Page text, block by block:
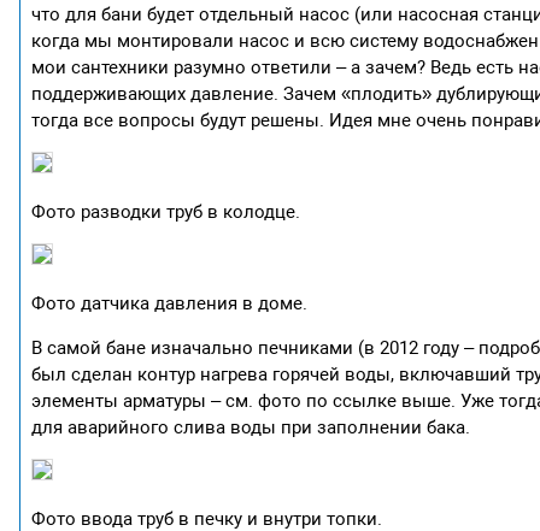
что для бани будет отдельный насос (или насосная
когда мы монтировали насос и всю систему
мои сантехники разумно ответили – а зачем? Ведь есть
поддерживающих давление. Зачем «плодить»
тогда все вопросы будут решены. Идея мне очень
Фото разводки труб в колодце.
Фото датчика давления в доме.
В самой бане изначально печниками (в 2012 году –
был сделан контур нагрева горячей воды, включавший
элементы арматуры – см. фото по ссылке выше. Уже
для аварийного слива воды при заполнении бака.
Фото ввода труб в печку и внутри топки.